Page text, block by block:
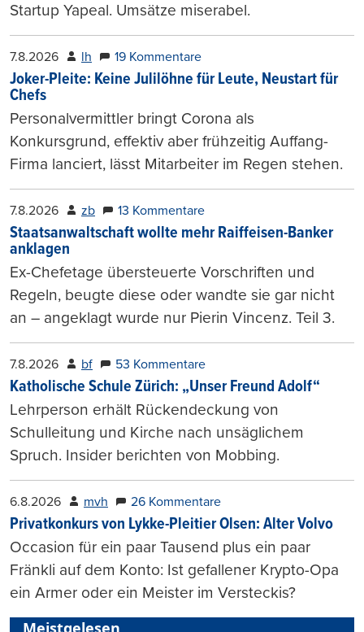
Startup Yapeal. Umsätze miserabel.
7.8.2026 lh 19 Kommentare
Joker-Pleite: Keine Julilöhne für Leute, Neustart für
Chefs
Personalvermittler bringt Corona als
Konkursgrund, effektiv aber frühzeitig Auffang-
Firma lanciert, lässt Mitarbeiter im Regen stehen.
7.8.2026 zb 13 Kommentare
Staatsanwaltschaft wollte mehr Raiffeisen-Banker
anklagen
Ex-Chefetage übersteuerte Vorschriften und
Regeln, beugte diese oder wandte sie gar nicht
an – angeklagt wurde nur Pierin Vincenz. Teil 3.
7.8.2026 bf 53 Kommentare
Katholische Schule Zürich: „Unser Freund Adolf“
Lehrperson erhält Rückendeckung von
Schulleitung und Kirche nach unsäglichem
Spruch. Insider berichten von Mobbing.
6.8.2026 mvh 26 Kommentare
Privatkonkurs von Lykke-Pleitier Olsen: Alter Volvo
Occasion für ein paar Tausend plus ein paar
Fränkli auf dem Konto: Ist gefallener Krypto-Opa
ein Armer oder ein Meister im Versteckis?